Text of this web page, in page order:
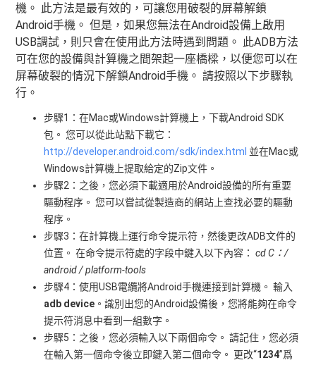
機。 此方法是最有效的，可讓您用破裂的屏幕解鎖
Android手機。 但是，如果您無法在Android設備上啟用
USB調試，則只會在使用此方法時遇到問題。 此ADB方法
可在您的設備與計算機之間架起一座橋樑，以便您可以在
屏幕破裂的情況下解鎖Android手機。 請按照以下步驟執
行。
步驟1：在Mac或Windows計算機上，下載Android SDK
包。 您可以從此站點下載它：
http://developer.android.com/sdk/index.html 並在Mac或
Windows計算機上提取給定的Zip文件。
步驟2：之後，您必須下載適用於Android設備的所有重要
驅動程序。 您可以嘗試從製造商的網站上查找必要的驅動
程序。
步驟3：在計算機上運行命令提示符，然後更改ADB文件的
位置。 在命令提示符處的字段中鍵入以下內容：cd C：/
android / platform-tools
步驟4：使用USB電纜將Android手機連接到計算機。 輸入
adb device 。識別出您的Android設備後，您將能夠在命令
提示符消息中看到一組數字。
步驟5：之後，您必須輸入以下兩個命令。 請記住，您必須
在輸入第一個命令後立即鍵入第二個命令。 更改“1234”爲